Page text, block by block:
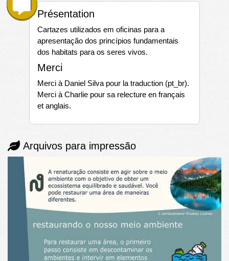
Présentation
Cartazes utilizados em oficinas para a
apresentação dos princípios fundamentais
dos habitats para os seres vivos.
Merci
Merci à Daniel Silva pour la traduction (pt_br).
Merci à Charlie pour sa relecture en français
et anglais.
Arquivos para impressão